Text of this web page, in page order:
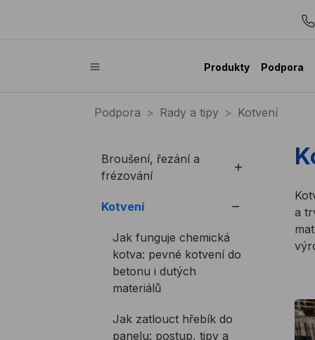
Produkty Podpora
Podpora Rady a tipy Kotvení
Broušení, řezání a
frézování
Kotvení
Jak funguje chemická
kotva: pevné kotvení do
betonu i dutých
materiálů
Jak zatlouct hřebík do
panelu: postup, tipy a
a